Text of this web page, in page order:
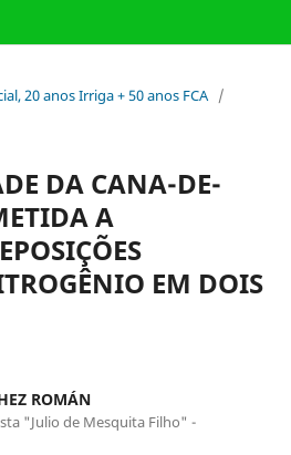
20 anos Irriga + 50 anos FCA /
DA CANA-DE-
A
EM DOIS
ROMÁN
"Julio de Mesquita Filho" -